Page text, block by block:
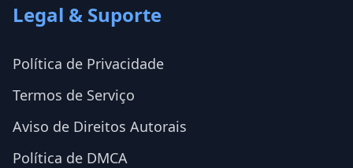
Legal & Suporte
Política de Privacidade
Termos de Serviço
Aviso de Direitos Autorais
Política de DMCA